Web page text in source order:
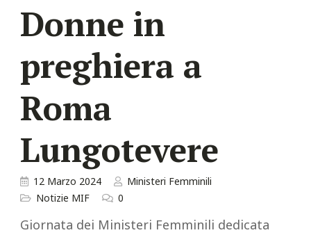
Donne in
preghiera a
Roma
Lungotevere
12 Marzo 2024
Ministeri Femminili
Notizie MIF
0
Giornata dei Ministeri Femminili dedicata